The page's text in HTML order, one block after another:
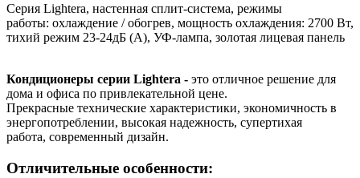
Серия Lightera, настенная сплит-система, режимы
работы: охлаждение / обогрев, мощность охлаждения: 2700 Вт,
тихий режим 23-24дБ (А), УФ-лампа, золотая лицевая панель
Кондиционеры серии Lightera - это отличное решение для
дома и офиса по привлекательной цене.
Прекрасные технические характеристики, экономичность в
энергопотреблении, высокая надежность, супертихая
работа, современный дизайн.
Отличительные особенности: